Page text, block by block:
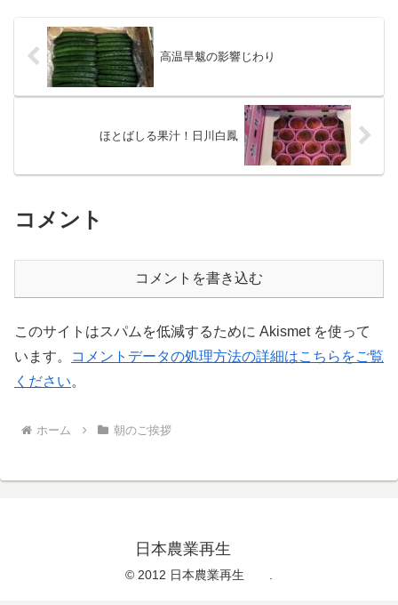
高温旱魃の影響じわり
ほとばしる果汁！日川白鳳
コメント
コメントを書き込む
このサイトはスパムを低減するために Akismet を使って
います。
コメントデータの処理方法の詳細はこちらをご覧
ください。
ホーム 朝のご挨拶
日本農業再生
© 2012 日本農業再生 .